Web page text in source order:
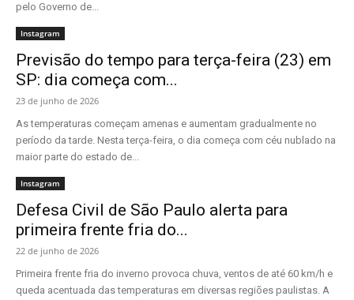
pelo Governo de...
Instagram
Previsão do tempo para terça-feira (23) em
SP: dia começa com...
23 de junho de 2026
As temperaturas começam amenas e aumentam gradualmente no
período da tarde. Nesta terça-feira, o dia começa com céu nublado na
maior parte do estado de...
Instagram
Defesa Civil de São Paulo alerta para
primeira frente fria do...
22 de junho de 2026
Primeira frente fria do inverno provoca chuva, ventos de até 60 km/h e
queda acentuada das temperaturas em diversas regiões paulistas. A